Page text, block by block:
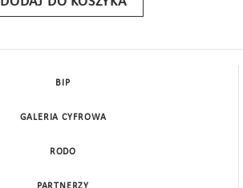
BIP
GALERIA CYFROWA
RODO